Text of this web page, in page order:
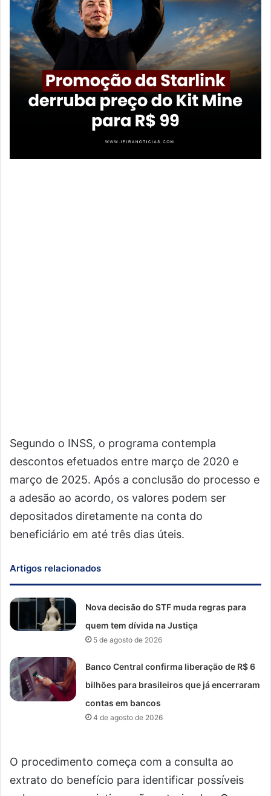
Segundo o INSS, o programa contempla
descontos efetuados entre março de 2020 e
março de 2025. Após a conclusão do processo e
a adesão ao acordo, os valores podem ser
depositados diretamente na conta do
beneficiário em até três dias úteis.
Artigos relacionados
Nova decisão do STF muda regras para
quem tem dívida na Justiça
5 de agosto de 2026
Banco Central confirma liberação de R$ 6
bilhões para brasileiros que já encerraram
contas em bancos
4 de agosto de 2026
O procedimento começa com a consulta ao
extrato do benefício para identificar possíveis